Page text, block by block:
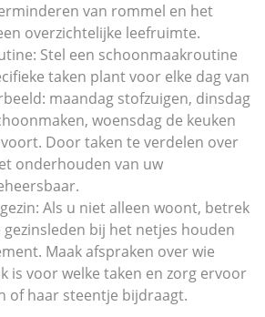
van rommel en het
overzichtelijke leefruimte.
Stel een schoonmaakroutine
taken plant voor elke dag van
maandag stofzuigen, dinsdag
woensdag de keuken
Door taken te verdelen over
onderhouden van uw
Als u niet alleen woont, betrek
bij het netjes houden
Maak afspraken over wie
is voor welke taken en zorg ervoor
of haar steentje bijdraagt.